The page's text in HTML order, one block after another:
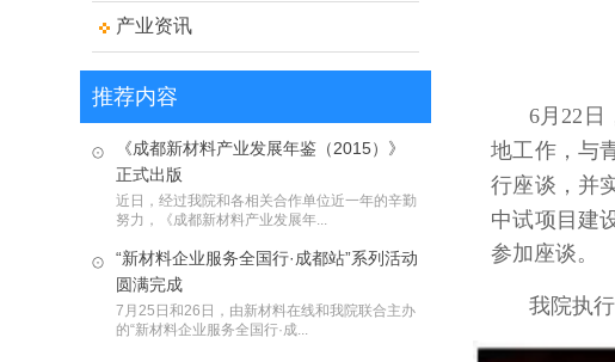
产业资讯
推荐内容
《成都新材料产业发展年鉴（2015）》
正式出版
近日，经过我院和各相关合作单位近一年的辛勤
努力，《成都新材料产业发展年...
“新材料企业服务全国行·成都站”系列活动
圆满完成
7月25日和26日，由新材料在线和我院联合主办
的“新材料企业服务全国行·成...
6月22日
地工作，与
行座谈，并
中试项目建
参加座谈。
我院执